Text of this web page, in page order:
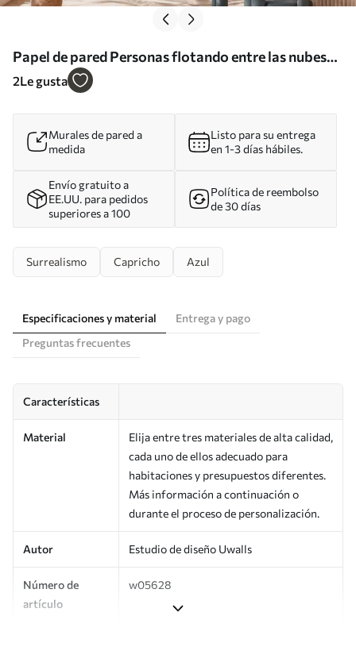
Papel de pared Personas flotando entre las nubes
en un cielo azul Nr. w05628
2Le gusta
Murales de pared a
medida
Listo para su entrega
en 1-3 días hábiles.
Envío gratuito a
EE.UU. para pedidos
superiores a 100
Política de reembolso
de 30 días
Surrealismo Capricho Azul
Especificaciones y material
Entrega y pago
Preguntas frecuentes
Características
Material
Elija entre tres materiales de alta calidad,
cada uno de ellos adecuado para
habitaciones y presupuestos diferentes.
Más información a continuación o
durante el proceso de personalización.
Autor Estudio de diseño Uwalls
Número de
artículo
w05628